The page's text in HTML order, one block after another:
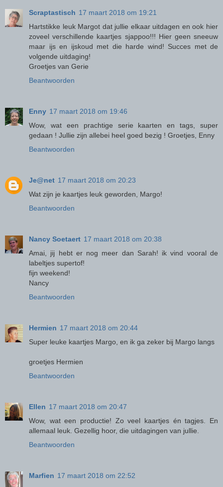
Scraptastisch 17 maart 2018 om 19:21
Hartstikke leuk Margot dat jullie elkaar uitdagen en ook hier
zoveel verschillende kaartjes sjappoo!!! Hier geen sneeuw
maar ijs en ijskoud met die harde wind! Succes met de
volgende uitdaging!
Groetjes van Gerie
Beantwoorden
Enny 17 maart 2018 om 19:46
Wow, wat een prachtige serie kaarten en tags, super
gedaan ! Jullie zijn allebei heel goed bezig ! Groetjes, Enny
Beantwoorden
Je@net 17 maart 2018 om 20:23
Wat zijn je kaartjes leuk geworden, Margo!
Beantwoorden
Nancy Soetaert 17 maart 2018 om 20:38
Amai, jij hebt er nog meer dan Sarah! ik vind vooral de
labeltjes supertof!
fijn weekend!
Nancy
Beantwoorden
Hermien 17 maart 2018 om 20:44
Super leuke kaartjes Margo, en ik ga zeker bij Margo langs
groetjes Hermien
Beantwoorden
Ellen 17 maart 2018 om 20:47
Wow, wat een productie! Zo veel kaartjes én tagjes. En
allemaal leuk. Gezellig hoor, die uitdagingen van jullie.
Beantwoorden
Marfien 17 maart 2018 om 22:52